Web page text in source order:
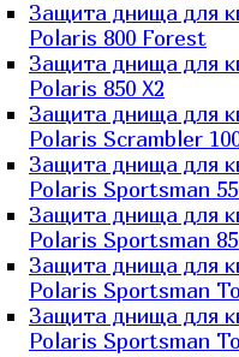
Защита днища для
Polaris 800 Forest
Защита днища для
Polaris 850 X2
Защита днища для
Polaris Scrambler
Защита днища для
Polaris Sportsman
Защита днища для
Polaris Sportsman
Защита днища для
Polaris Sportsman
Защита днища для
Polaris Sportsman